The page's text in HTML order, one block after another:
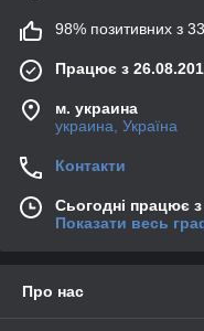
98% позитивних з
Працює з
м. украина
украина, Україна
Контакти
Сьогодні працює
Показати весь
Про нас